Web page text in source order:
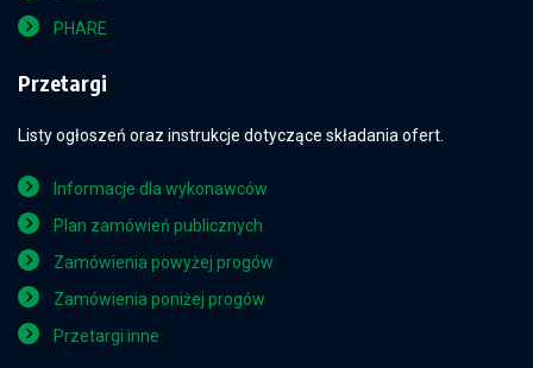
PHARE
Przetargi
Listy ogłoszeń oraz instrukcje dotyczące składania ofert.
Informacje dla wykonawców
Plan zamówień publicznych
Zamówienia powyżej progów
Zamówienia poniżej progów
Przetargi inne